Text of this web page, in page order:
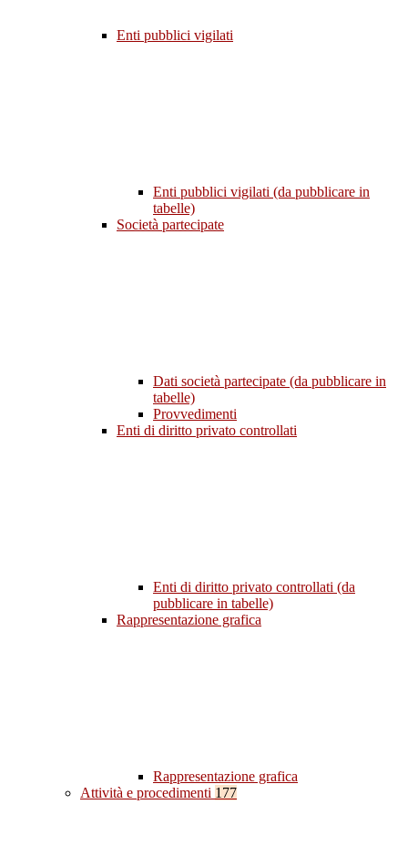
Enti pubblici vigilati
Enti pubblici vigilati (da pubblicare in
tabelle)
Società partecipate
Dati società partecipate (da pubblicare in
tabelle)
Provvedimenti
Enti di diritto privato controllati
Enti di diritto privato controllati (da
pubblicare in tabelle)
Rappresentazione grafica
Rappresentazione grafica
Attività e procedimenti 177